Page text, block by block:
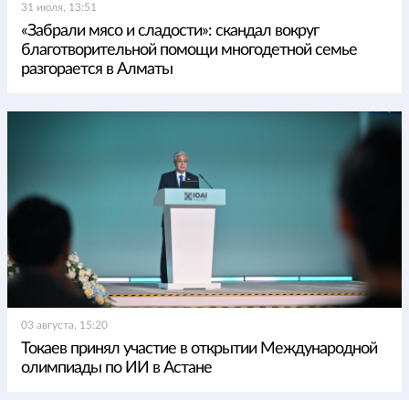
31 июля, 13:51
«Забрали мясо и сладости»: скандал вокруг
благотворительной помощи многодетной семье
разгорается в Алматы
03 августа, 15:20
Токаев принял участие в открытии Международной
олимпиады по ИИ в Астане